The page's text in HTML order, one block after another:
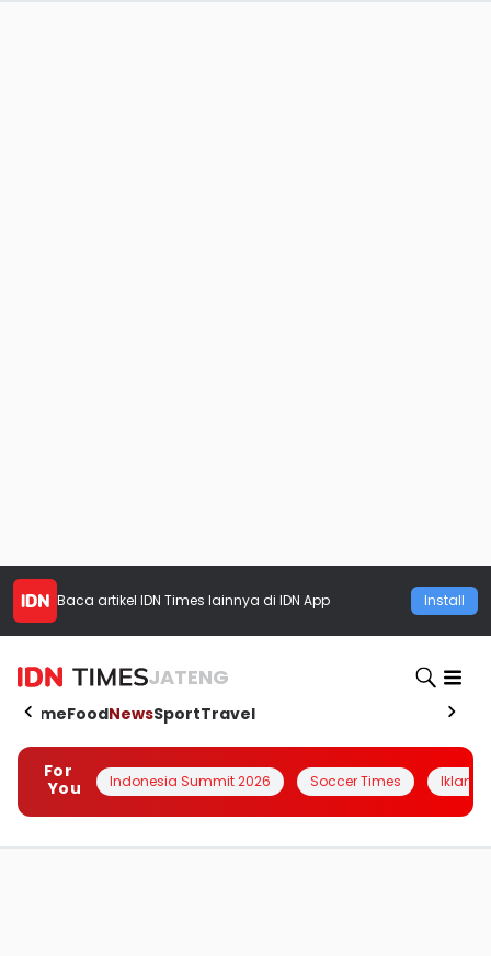
Baca artikel IDN Times lainnya di IDN App Install
JATENG
HomeFoodNewsSportTravel
For
You
Indonesia Summit 2026 Soccer Times Iklanin